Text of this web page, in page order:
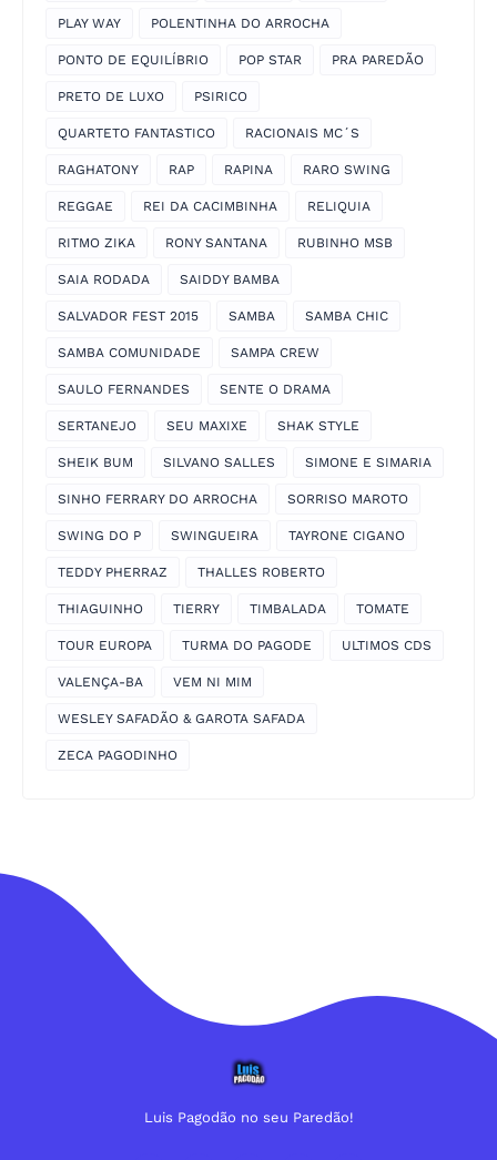
PLAY WAY POLENTINHA DO ARROCHA
PONTO DE EQUILÍBRIO POP STAR PRA PAREDÃO
PRETO DE LUXO PSIRICO
QUARTETO FANTASTICO RACIONAIS MC´S
RAGHATONY RAP RAPINA RARO SWING
REGGAE REI DA CACIMBINHA RELIQUIA
RITMO ZIKA RONY SANTANA RUBINHO MSB
SAIA RODADA SAIDDY BAMBA
SALVADOR FEST 2015 SAMBA SAMBA CHIC
SAMBA COMUNIDADE SAMPA CREW
SAULO FERNANDES SENTE O DRAMA
SERTANEJO SEU MAXIXE SHAK STYLE
SHEIK BUM SILVANO SALLES SIMONE E SIMARIA
SINHO FERRARY DO ARROCHA SORRISO MAROTO
SWING DO P SWINGUEIRA TAYRONE CIGANO
TEDDY PHERRAZ THALLES ROBERTO
THIAGUINHO TIERRY TIMBALADA TOMATE
TOUR EUROPA TURMA DO PAGODE ULTIMOS CDS
VALENÇA-BA VEM NI MIM
WESLEY SAFADÃO & GAROTA SAFADA
ZECA PAGODINHO
Luis Pagodão no seu Paredão!